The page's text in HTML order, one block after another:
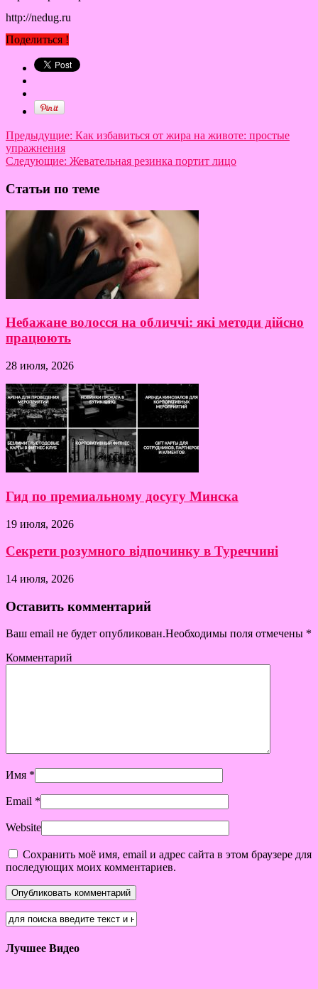
http://nedug.ru
Поделиться !
Предыдущие: Как избавиться от жира на животе: простые
упражнения
Следующие: Жевательная резинка портит лицо
Статьи по теме
Небажане волосся на обличчі: які методи дійсно
працюють
28 июля, 2026
Гид по премиальному досугу Минска
19 июля, 2026
Секрети розумного відпочинку в Туреччині
14 июля, 2026
Оставить комментарий
Ваш email не будет опубликован.Необходимы поля отмечены *
Комментарий
Имя *
Email *
Website
Сохранить моё имя, email и адрес сайта в этом браузере для
последующих моих комментариев.
Лучшее Видео